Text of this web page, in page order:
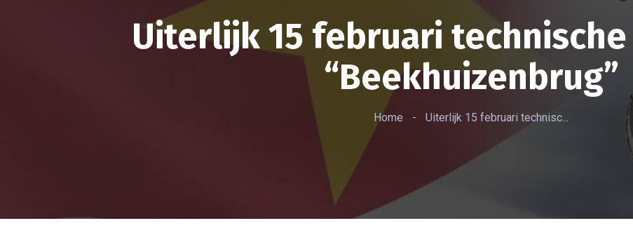
Uiterlijk 15 februari
“Beekhuizenbrug”
Home - Uiterlijk 15 februari technisc...